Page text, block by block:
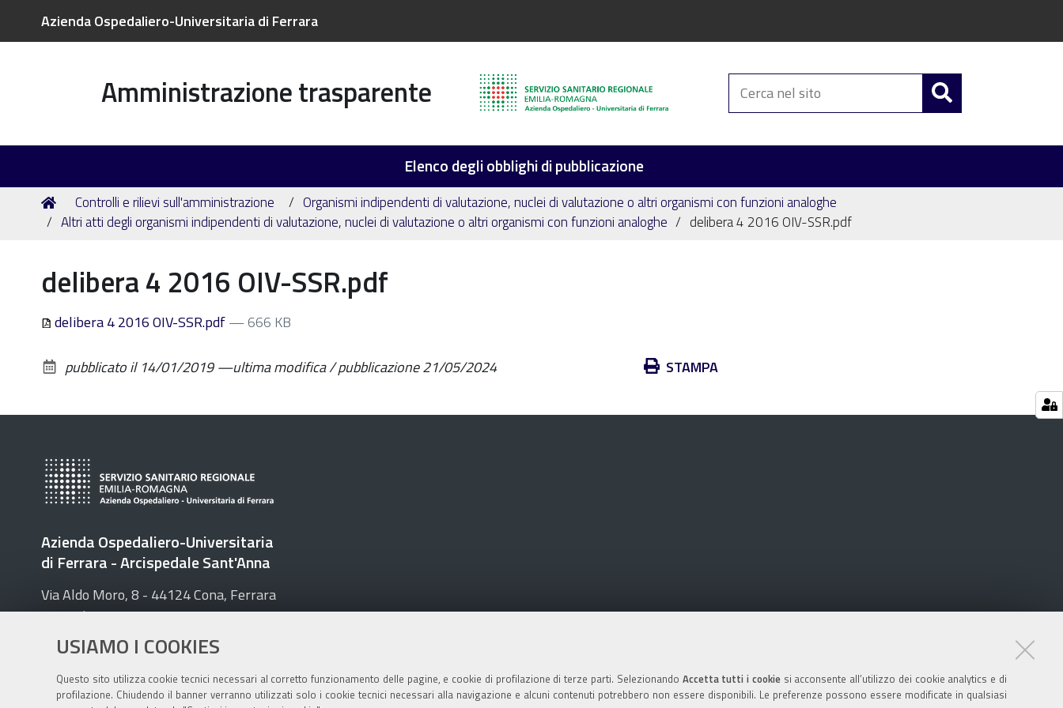
USIAMO I COOKIES
Questo sito utilizza cookie tecnici necessari al corretto funzionamento delle pagine, e cookie di profilazione di terze parti. Selezionando Accetta tutti i cookiesi acconsente all’utilizzo dei cookie analytics e di
profilazione. Chiudendo il banner verranno utilizzati solo i cookie tecnici necessari alla navigazione e alcuni contenuti potrebbero non essere disponibili. Le preferenze possono essere modificate in qualsiasi
Azienda Ospedaliero-Universitaria di Ferrara
Amministrazione trasparente
Cerca
nel
Elenco degli obblighi di pubblicazione
Tu
sei
Home
Controlli e rilievi sull'amministrazione
Organismi indipendenti di valutazione, nuclei di valutazione o altri organismi con funzioni analoghe
Altri atti degli organismi indipendenti di valutazione, nuclei di valutazione o altri organismi con funzioni analoghe
delibera 4 2016 OIV-SSR.pdf
delibera 4 2016 OIV-SSR.pdf
delibera 4 2016 OIV-SSR.pdf— 666 KB
Azioni STAMPA
pubblicato il 14/01/2019—ultima modifica / pubblicazione21/05/2024
Azienda Ospedaliero-Universitaria
di Ferrara- Arcispedale Sant'Anna
Via Aldo Moro, 8 - 44124 Cona, Ferrara
Centralino 0532 236.111 - Fax 0532 236650
P.I. 01295950388 - PEC:protocollo@pec.ospfe.it